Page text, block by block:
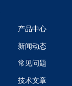
产品中心
新闻动态
常见问题
技术文章